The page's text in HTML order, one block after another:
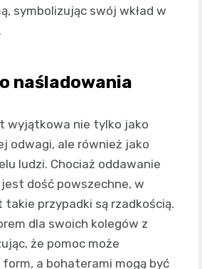
symbolizując swój wkład w
naśladowania
wyjątkowa nie tylko jako
odwagi, ale również jako
ludzi. Chociaż oddawanie
dość powszechne, w
przypadki są rzadkością.
dla swoich kolegów z
że pomoc może
a bohaterami mogą być